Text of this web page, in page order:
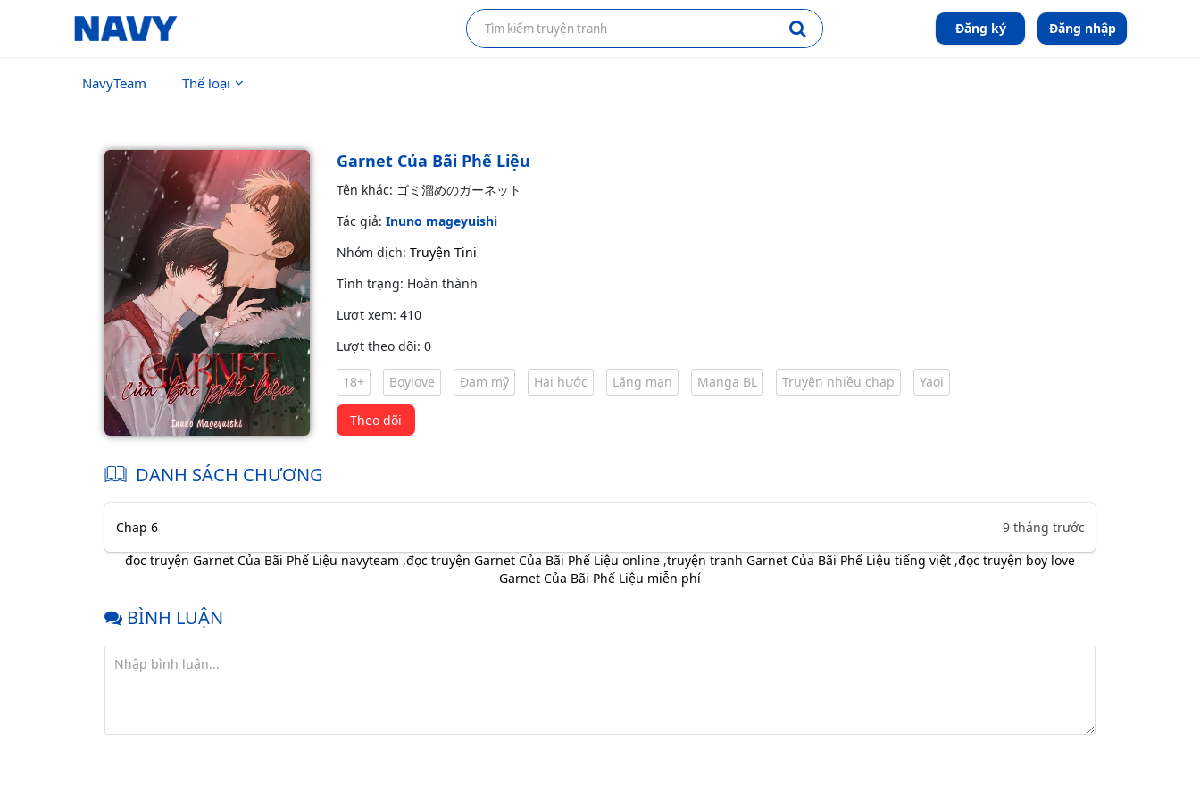
Đăng ký Đăng nhập
NavyTeam Thể loại
Garnet Của Bãi Phế Liệu
Tên khác: ゴミ溜めのガーネット
Tác giả: Inuno mageyuishi
Nhóm dịch: Truyện Tini
Tình trạng: Hoàn thành
Lượt xem: 410
Lượt theo dõi: 0
18+ Boylove Đam mỹ Hài hước Lãng mạn Manga BL Truyện nhiều chap Yaoi
Theo dõi
DANH SÁCH CHƯƠNG
Chap 6
9 tháng trước
đọc truyện Garnet Của Bãi Phế Liệu navyteam ,đọc truyện Garnet Của Bãi Phế Liệu online ,truyện tranh Garnet Của Bãi Phế Liệu tiếng việt ,đọc truyện boy love
Garnet Của Bãi Phế Liệu miễn phí
BÌNH LUẬN